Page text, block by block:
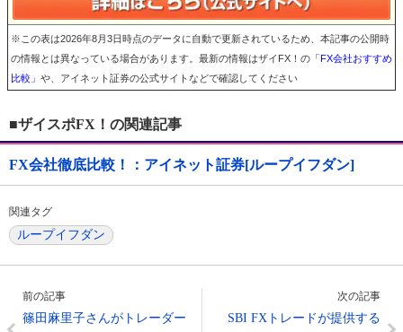
※この表は2026年8月3日時点のデータに自動で更新されているため、本記事の公開時
の情報とは異なっている場合があります。最新の情報はザイFX！の 「FX会社おすすめ
比較」 や、アイネット証券の公式サイトなどで確認してください
■ザイスポFX！の関連記事
FX会社徹底比較！：アイネット証券[ループイフダン]
関連タグ
ループイフダン
前の記事
篠田麻里子さんがトレーダー
次の記事
SBI FXトレードが提供する